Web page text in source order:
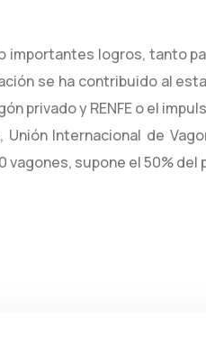
importantes logros, tanto
se ha contribuido al
privado y RENFE o el
Unión Internacional de
vagones, supone el 50%